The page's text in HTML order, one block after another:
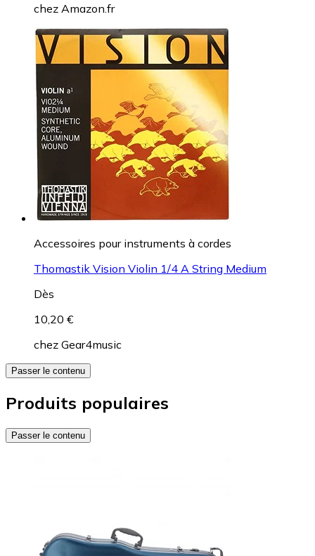
chez Amazon.fr
Accessoires pour instruments à cordes
Thomastik Vision Violin 1/4 A String Medium
Dès
10,20 €
chez Gear4music
Passer le contenu
Produits populaires
Passer le contenu